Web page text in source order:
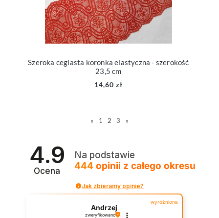
Szeroka ceglasta koronka elastyczna - szerokość
23,5 cm
14,60 zł
« 1 2 3 »
4.9
Ocena
Na podstawie
444 opinii z całego okresu
Jak zbieramy opinie?
wyróżniona
Andrzej
zweryfikowano